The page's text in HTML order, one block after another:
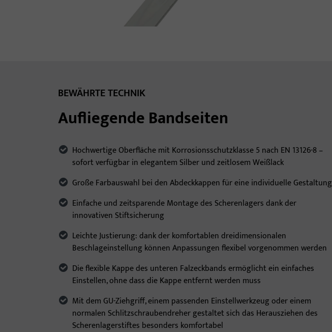
BEWÄHRTE TECHNIK
Aufliegende Bandseiten
Hochwertige Oberfläche mit Korrosionsschutzklasse 5 nach EN 13126-8 –
sofort verfügbar in elegantem Silber und zeitlosem Weißlack
Große Farbauswahl bei den Abdeckkappen für eine individuelle Gestaltung
Einfache und zeitsparende Montage des Scherenlagers dank der
innovativen Stiftsicherung
Leichte Justierung: dank der komfortablen dreidimensionalen
Beschlageinstellung können Anpassungen flexibel vorgenommen werden
Die flexible Kappe des unteren Falzeckbands ermöglicht ein einfaches
Einstellen, ohne dass die Kappe entfernt werden muss
Mit dem GU-Ziehgriff, einem passenden Einstellwerkzeug oder einem
normalen Schlitzschraubendreher gestaltet sich das Herausziehen des
Scherenlagerstiftes besonders komfortabel